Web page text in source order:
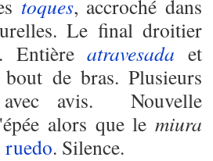
toques, accroché dans
Le final droitier
. Entièreatravesada et
de bras. Plusieurs
avec avis. Nouvelle
alors que le miura
ruedo. Silence.